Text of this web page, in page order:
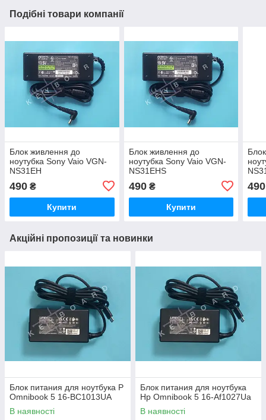
Подібні товари компанії
Блок живлення до
ноутубка Sony Vaio VGN-
NS31EH
490 ₴
Купити
Блок живлення до
ноутубка Sony Vaio VGN-
NS31EHS
490₴
Купити
490
Акційні пропозиції та новинки
Блок питания для ноутбука P
Omnibook 5 16-BC1013UA
В наявності
Блок питания для ноутбука
Hp Omnibook 5 16-Af1027Ua
В наявності